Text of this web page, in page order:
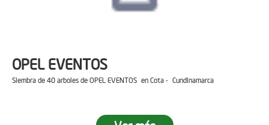
OPEL EVENTOS
Siembra de 40 arboles de OPEL EVENTOS en Cota - Cundinamarca